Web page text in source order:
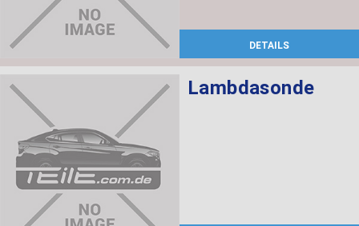
DETAILS
Lambdasonde